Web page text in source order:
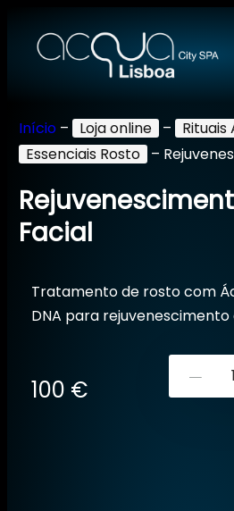
Início – Loja online – Rituais
Essenciais Rosto –
Facial
Tratamento de rosto com
DNA para rejuvenescimento
100 €